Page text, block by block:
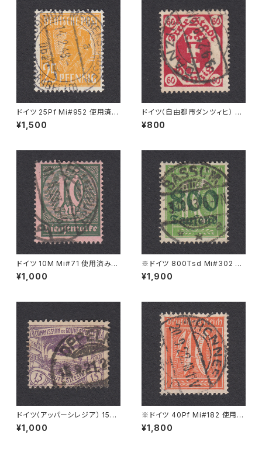
ドイツ 25Pf Mi#952 使用済み
切手｜MERKERSHAUSEN 14.
2.1948
¥1,500
ドイツ（自由都市ダンツィヒ） 60
Pf Mi#81 使用済み切手｜DA
NZIG 9.9.1921
¥800
ドイツ 10M Mi#71 使用済み切
手｜FRANKFURT 11.5.1923
¥1,000
※ドイツ 800Tsd Mi#302 A
使用済み切手｜BASSUM 3.1
0.1923
¥1,900
ドイツ（アッパーシレジア） 15Pf
Mi#17 使用済み切手｜OPPEL
N 15.9.1921
¥1,000
※ドイツ 40Pf Mi#182 使用済
み切手｜HONNEF 20.9.1922
¥1,800